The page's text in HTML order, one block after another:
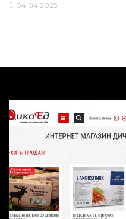
04.04.2025